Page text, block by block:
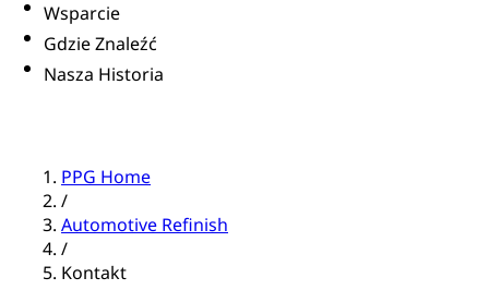
Wsparcie
Gdzie Znaleźć
Nasza Historia
PPG Home
/
Automotive Refinish
/
Kontakt